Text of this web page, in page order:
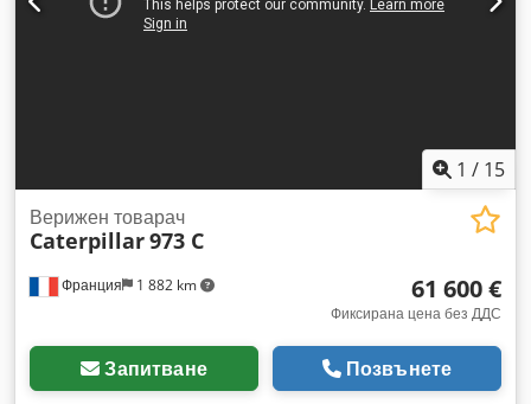
1 / 15
Франция 1 882 km
Верижен товарач
Caterpillar973 C
61 600 €
Фиксирана цена без ДДС
Запитване Позвънете